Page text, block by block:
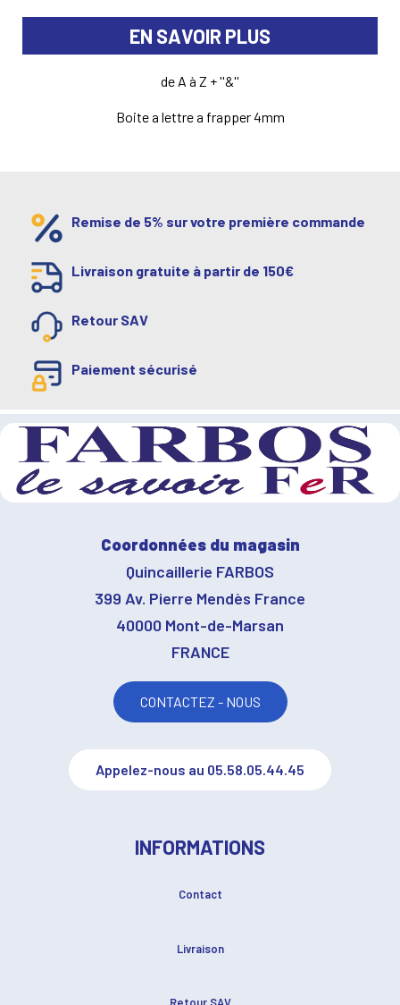
EN SAVOIR PLUS
de A à Z + ''&''
Boite a lettre a frapper 4mm
Remise de 5% sur votre première commande
Livraison gratuite à partir de 150€
Retour SAV
Paiement sécurisé
Coordonnées du magasin
Quincaillerie FARBOS
399 Av. Pierre Mendès France
40000 Mont-de-Marsan
FRANCE
CONTACTEZ - NOUS
Appelez-nous au 05.58.05.44.45
INFORMATIONS
Contact
Livraison